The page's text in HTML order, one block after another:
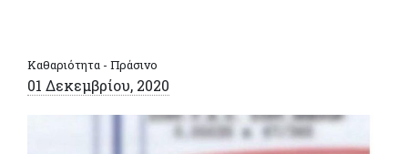
Καθαριότητα - Πράσινο
01 Δεκεμβρίου, 2020